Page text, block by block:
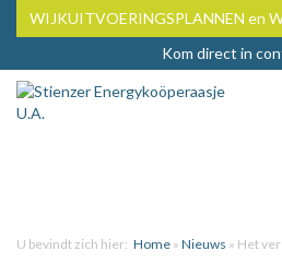
WIJKUITVOERINGSPLANNEN en
Kom direct in
U bevindt zich hier: Home » Nieuws » Het